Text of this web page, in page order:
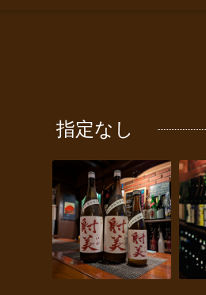
指定なし